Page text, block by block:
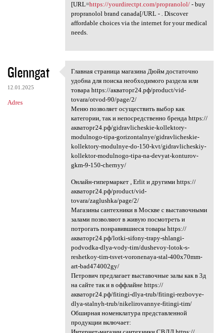
[URL=https://yourdirectpt.com/propranolol/- buy
propranolol brand canada[/URL - . Discover
affordable choices via the internet for your medical
needs.
Glenngat
12.01.2025
Adres
Главная страница магазина
Главная страница магазина Дюйм достаточно
удобна для поиска необходимого раздела или
товара https://акваторг24.рф/product/vid-
tovara/otvod-90/page/2/
Меню позволяет осуществить выбор как
категории, так и непосредственно бренда https://
акваторг24.рф/gidravlicheskie-kollektory-
modulnogo-tipa-gorizontalnye/gidravlicheskie-
kollektory-modulnye-do-150-kvt/gidravlicheskiy-
kollektor-modulnogo-tipa-na-devyat-konturov-
gkm-9-150-chernyy/
Онлайн-гипермаркет , Erlit и другими https://
акваторг24.рф/product/vid-
tovara/zaglushka/page/2/
Магазины сантехники в Москве с выставочными
залами позволяют в живую посмотреть и
потрогать понравившиеся товары https://
акваторг24.рф/lotki-sifony-trapy-shlangi-
podvodka-dlya-vody-tim/dushevoy-lotok-s-
reshetkoy-tim-tsvet-voronenaya-stal-400x70mm-
art-bad474002gy/
Петрович предлагает выставочные залы как в 3д
на сайте так и в оффлайне https://
акваторг24.рф/fitingi-dlya-trub/fitingi-rezbovye-
dlya-stalnyh-trub/nikelirovannye-fitingi-tim/
Обширная номенклатура представленной
продукции включает: